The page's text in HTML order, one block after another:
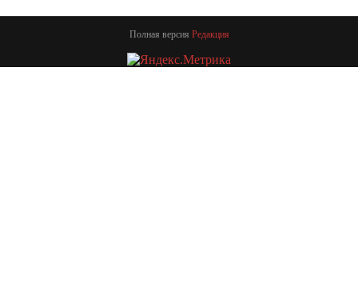
Полная версия Редакция